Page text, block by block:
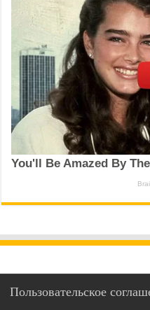
Пользовательское